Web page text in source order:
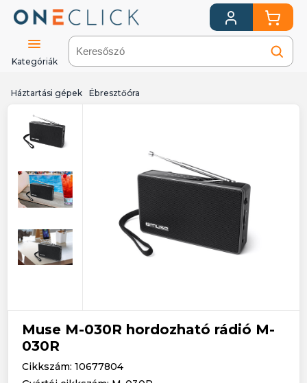
Kategóriák
Háztartási gépek Ébresztőóra
Muse M-030R hordozható rádió M-
030R
Cikkszám: 10677804